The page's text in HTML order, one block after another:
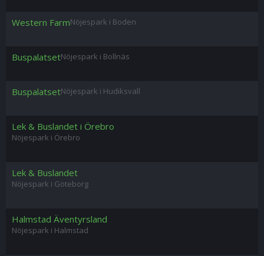
Western FarmNöjespark i Boden
BuspalatsetNöjespark i Bollnäs
BuspalatsetNöjespark i Hudiksvall
Lek & Buslandet i Örebro
Nöjespark i Örebro
Lek & Buslandet
Nöjespark i Göteborg
Halmstad Äventyrsland
Nöjespark i Halmstad